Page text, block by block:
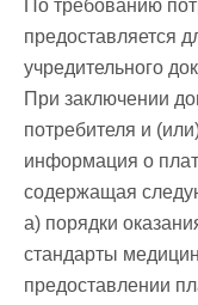
По требованию
предоставляется
учредительного
При заключении
потребителя и
информация о
содержащая
а) порядки
стандарты
предоставлении